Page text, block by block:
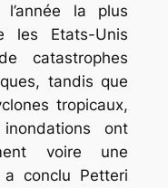
la plus
les Etats-Unis
catastrophes
tandis que
tropicaux,
ont
voire une
a conclu Petteri